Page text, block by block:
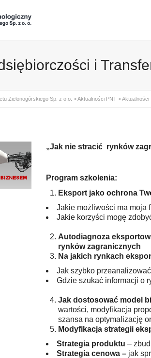
i
Zielonogórskiego Sp. z o.o. >Aktualności PNT >Aktualności
„Jak nie stracić rynków
Program szkolenia:
Eksport jako ochrona
Jakie możliwości ma moja
Jakie korzyści mogę
Autodiagnoza
rynków zagranicznych
Na jakich rynkach
Jak szybko
Gdzie szukać informacji o
Jak dostosować model
wartości, modyfikacja
szansa na optymalizację
Modyfikacja strategii
Strategia produktu –
Strategia cenowa – jak